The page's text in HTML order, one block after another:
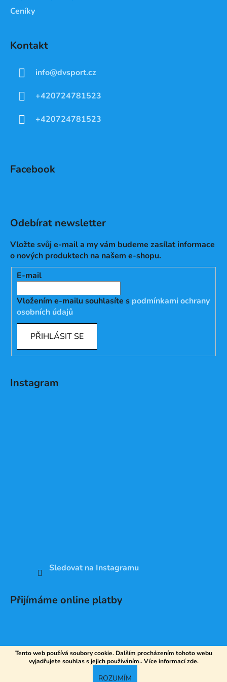
Tento web používá soubory cookie. Dalším procházením tohoto webu
vyjadřujete souhlas s jejich používáním.. Více informacízde.
ROZUMÍM
Ceníky
Kontakt
info@dvsport.cz
+420724781523
+420724781523
Facebook
Odebírat newsletter
Vložte svůj e-mail a my vám budeme zasílat informace
o nových produktech na našem e-shopu.
E-mail
Vložením e-mailu souhlasíte s podmínkami ochrany
osobních údajů
PŘIHLÁSIT SE
Instagram
Sledovat na Instagramu
Přijímáme online platby
Vytvořil Shoptet